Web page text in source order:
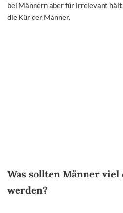
bei Männern aber für irrelevant
die Kür der Männer.
Was sollten Männer
werden?